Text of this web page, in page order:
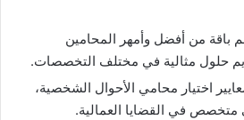
باقة من أفضل وأمهر المحامين
حلول مثالية في مختلف التخصصات.
اختيار محامي الأحوال الشخصية،
متخصص في القضايا العمالية.